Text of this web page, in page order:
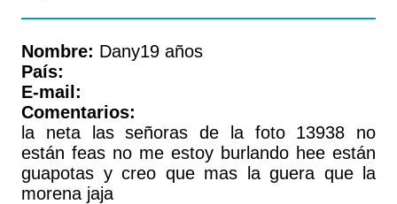
Nombre: Dany19 años
País:
E-mail:
Comentarios:
la neta las señoras de la foto 13938 no
están feas no me estoy burlando hee están
guapotas y creo que mas la guera que la
morena jaja